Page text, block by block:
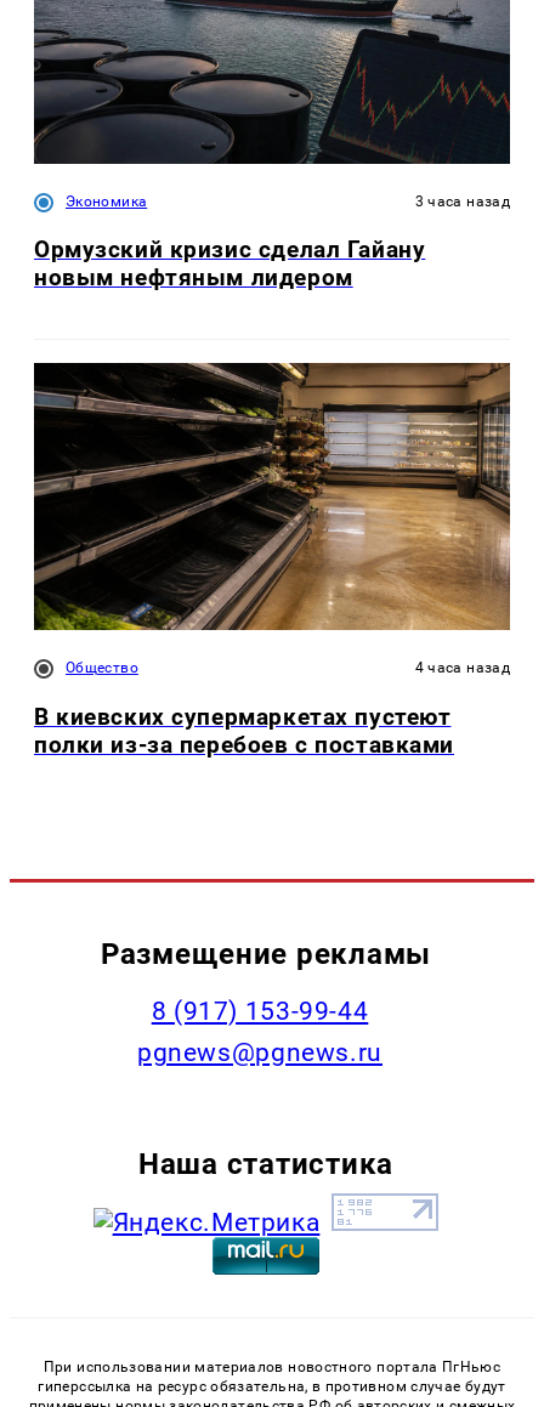
Экономика 3 часа назад
Ормузский кризис сделал Гайану
новым нефтяным лидером
Общество 4 часа назад
В киевских супермаркетах пустеют
полки из-за перебоев с поставками
Размещение рекламы
‭8 (917) 153-99-44
pgnews@pgnews.ru
Наша статистика
При использовании материалов новостного портала ПгНьюс
гиперссылка на ресурс обязательна, в противном случае будут